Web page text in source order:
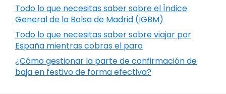
Todo lo que necesitas saber sobre el Índice
General de la Bolsa de Madrid (IGBM)
Todo lo que necesitas saber sobre viajar por
España mientras cobras el paro
¿Cómo gestionar la parte de confirmación de
baja en festivo de forma efectiva?